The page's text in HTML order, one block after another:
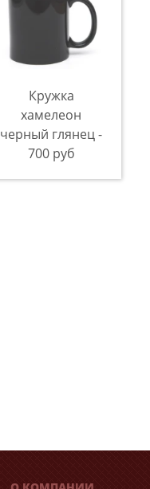
Кружка
хамелеон
черный глянец -
700 руб